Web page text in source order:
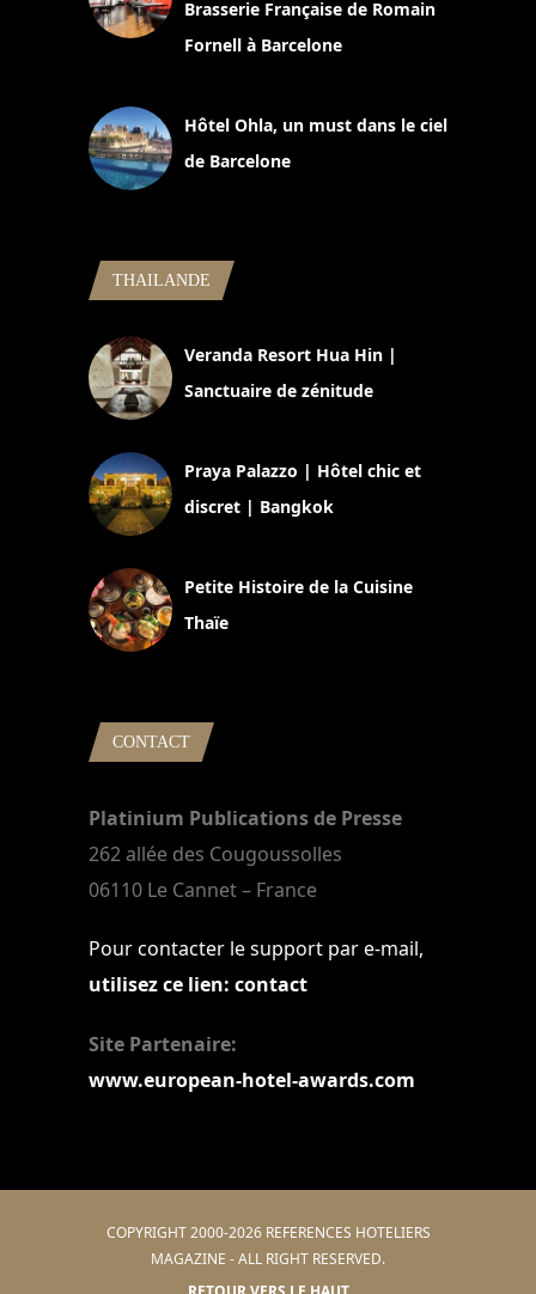
Brasserie Française de Romain
Fornell à Barcelone
Hôtel Ohla, un must dans le ciel
de Barcelone
THAILANDE
Veranda Resort Hua Hin |
Sanctuaire de zénitude
Praya Palazzo | Hôtel chic et
discret | Bangkok
Petite Histoire de la Cuisine
Thaïe
CONTACT
Platinium Publications de Presse
262 allée des Cougoussolles
06110 Le Cannet – France
Pour contacter le support par e-mail,
utilisez ce lien: contact
Site Partenaire:
www.european-hotel-awards.com
COPYRIGHT 2000-2026 REFERENCES HOTELIERS
MAGAZINE - ALL RIGHT RESERVED.